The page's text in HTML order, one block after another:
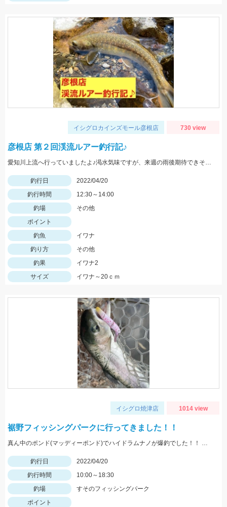
イシグロカインズモール彦根店 730 view
彦根店 第２回渓流ルアー釣行記♪
愛知川上流へ行っていましたよ♪渇水気味ですが、来週の雨後期待できそうです！
釣行日
2022/04/20
釣行時間
12:30～14:00
釣場
その他
ポイント
釣魚
イワナ
釣り方
その他
釣果
イワナ2
サイズ
イワナ～20ｃｍ
イシグロ焼津店 1014 view
裾野フィッシングパークに行ってきました！！
真ん中のポンド(マッディーポンド)でハイドラムナノが爆釣でした！！ 魚影の濃いポイントに投げて動くギリギリのデットスローでチェイスが多かったです！ 川のエリアは落ち葉が多くボトムで釣っていく感じでした！
釣行日
2022/04/20
釣行時間
10:00～18:30
釣場
すそのフィッシングパーク
ポイント